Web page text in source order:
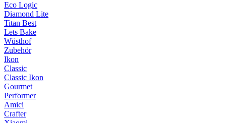
Eco Logic
Diamond Lite
Titan Best
Lets Bake
Wüsthof
Zubehör
Ikon
Classic
Classic Ikon
Gourmet
Performer
Amici
Crafter